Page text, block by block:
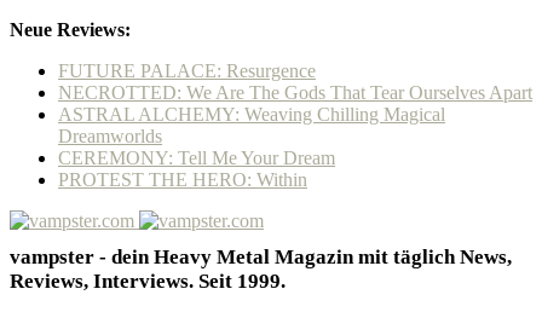
Neue Reviews:
FUTURE PALACE: Resurgence
NECROTTED: We Are The Gods That Tear Ourselves Apart
ASTRAL ALCHEMY: Weaving Chilling Magical
Dreamworlds
CEREMONY: Tell Me Your Dream
PROTEST THE HERO: Within
vampster - dein Heavy Metal Magazin mit täglich News,
Reviews, Interviews. Seit 1999.